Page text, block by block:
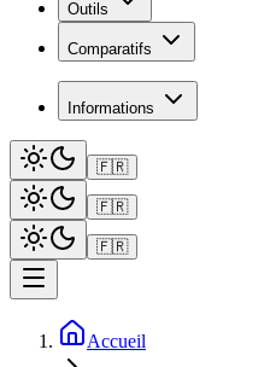
Outils
Comparatifs
Informations
🇫🇷
🇫🇷
🇫🇷
Accueil